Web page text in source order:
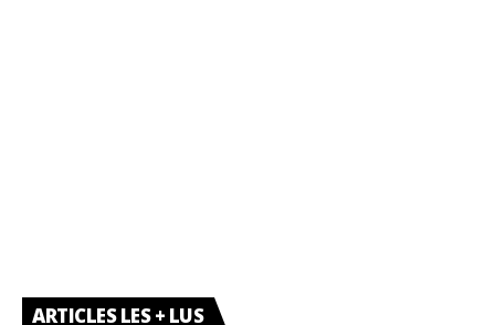
ARTICLES LES + LUS